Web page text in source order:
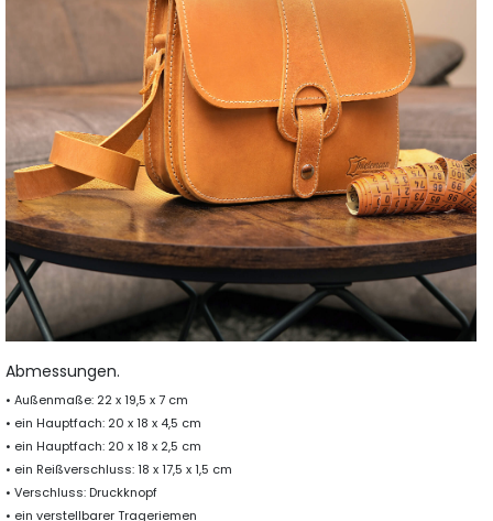
Abmessungen.
• Außenmaße: 22 x 19,5 x 7 cm
• ein Hauptfach: 20 x 18 x 4,5 cm
• ein Hauptfach: 20 x 18 x 2,5 cm
• ein Reißverschluss: 18 x 17,5 x 1,5 cm
• Verschluss: Druckknopf
• ein verstellbarer Trageriemen